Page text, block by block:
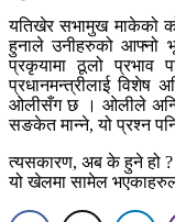
यतिखेर सभामुख माकेको
हुनाले उनीहरुको आफ्नो
प्रकृयामा ठूलो प्रभाव
प्रधानमन्त्रीलाई विशेष
ओलीसँग छ । ओलीले
सङकेत मान्ने, यो प्रश्न
त्यसकारण, अब के हुने हो
यो खेलमा सामेल